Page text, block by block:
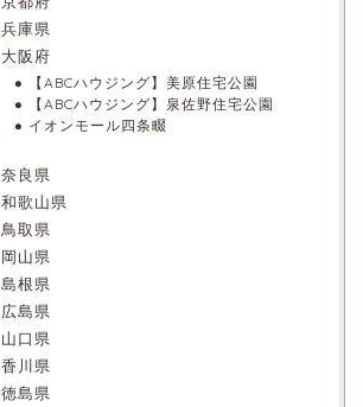
兵庫県
大阪府
【ABCハウジング】美原住宅公園
【ABCハウジング】泉佐野住宅公園
イオンモール四条畷
奈良県
和歌山県
鳥取県
岡山県
島根県
広島県
山口県
香川県
徳島県